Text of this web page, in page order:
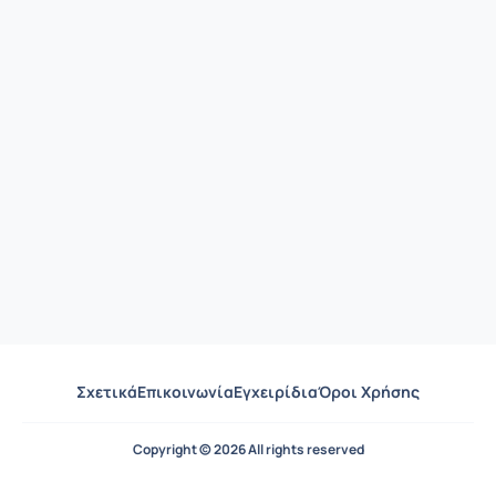
ΣχετικάΕπικοινωνίαΕγχειρίδιαΌροι Χρήσης
Copyright © 2026 All rights reserved